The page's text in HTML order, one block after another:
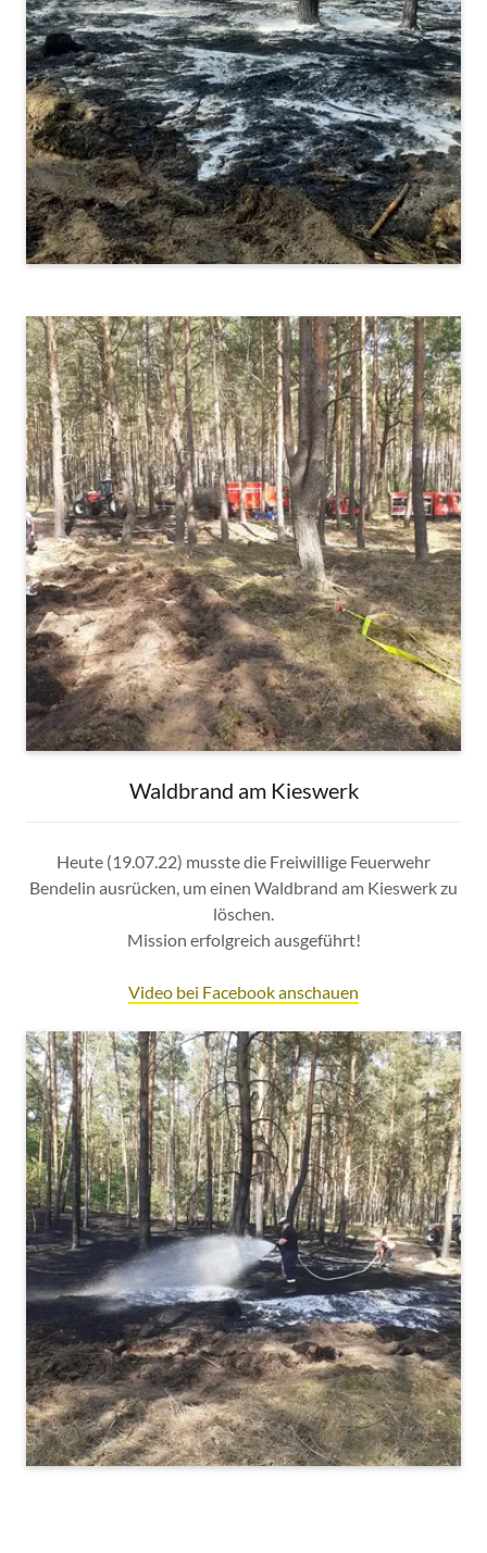
Waldbrand am Kieswerk
Heute (19.07.22) musste die Freiwillige Feuerwehr
Bendelin ausrücken, um einen Waldbrand am Kieswerk zu
löschen.
Mission erfolgreich ausgeführt!
Video bei Facebook anschauen